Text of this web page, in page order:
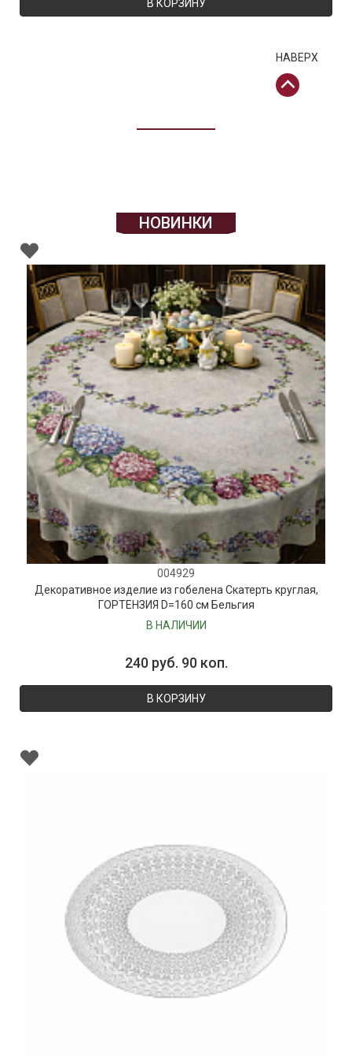
В КОРЗИНУ
НАВЕРХ
НОВИНКИ
004929
Декоративное изделие из гобелена Скатерть круглая,
ГОРТЕНЗИЯ D=160 см Бельгия
В НАЛИЧИИ
240 руб. 90 коп.
В КОРЗИНУ